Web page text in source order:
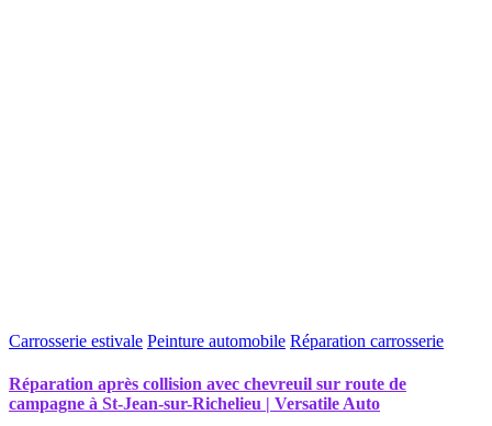
Carrosserie estivale Peinture automobile Réparation carrosserie
Réparation après collision avec chevreuil sur route de
campagne à St-Jean-sur-Richelieu | Versatile Auto